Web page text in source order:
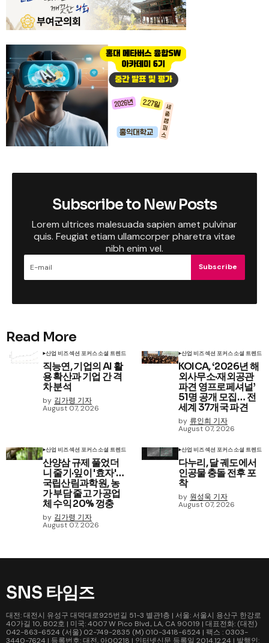
Subscribe to New Posts
Lorem ultrices malesuada sapien amet pulvinar
quis. Feugiat etiam ullamcorper pharetra vitae
nibh enim vel.
Subscribe
Read More
산업 비즈섹션 포커스소셜 트렌드
직능연, 기업의 AI 활
용 확산과 기업 간 격
차 분석
by 김가령 기자
August 07, 2026
산업 비즈섹션 포커스소셜 트렌드
KOICA, ‘2026년 해
외사무소·재외공관
파견 영프로페셔널’
51명 공개 모집… 전
세계 37개국 파견
by 류인희 기자
August 07, 2026
산업 비즈섹션 포커스소셜 트렌드
산양삼 규제 풀었더
니 줄기·잎이 '효자'…
국립산림과학원, 농
가 부담 줄고 가공업
체 수익 20% 껑충
by 김가령 기자
August 07, 2026
산업 비즈섹션 포커스소셜 트렌드
다누리, 달 궤도에서
인공물 충돌 전후 포
착
by 원성욱 기자
August 07, 2026
SNS 타임즈
대전: 대전시 유성구 대덕대로925번길 51-3 별관1층 | 서울: 서울시 용산구 한강로
40가길 10, B02호 | 미국: 4007 W Pico Blvd., LA, CA 90019 | 대표전화: (대전)
042-863-6524 (서울) 02-749-2835 (M) 010-3418-6524 | 팩스 : 0303-
3440-7624 | 등록번호: 대전, 아00218 | 인터넷신문 등록일 2014.12.24 | 발행인: